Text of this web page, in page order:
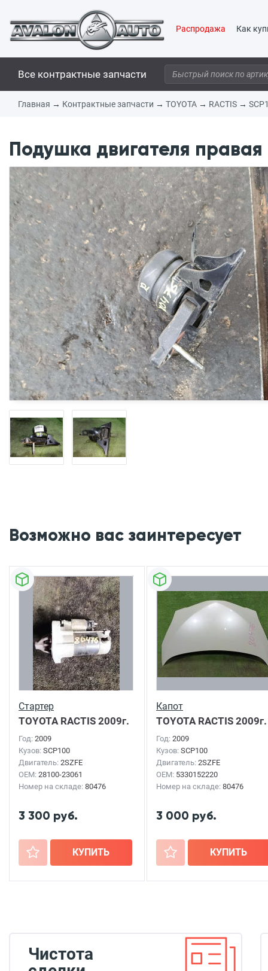
Распродажа Как
Все контрактные запчасти
Главная → Контрактные запчасти → TOYOTA → RACTIS →
Подушка двигателя правая
Возможно вас заинтересует
Стартер
TOYOTA RACTIS 2009г.
Год: 2009
Кузов: SCP100
Двигатель: 2SZFE
OEM: 28100-23061
Номер на складе: 80476
3 300 руб.
+ КУПИТЬ
Капот
TOYOTA RACTIS 2009г.
Год: 2009
Кузов: SCP100
Двигатель: 2SZFE
OEM: 5330152220
Номер на складе: 80476
3 000 руб.
+ КУПИТЬ
Чистота